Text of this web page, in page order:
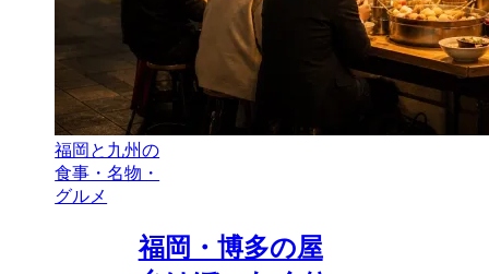
福岡と九州の
食事・名物・
グルメ
福岡・博多の屋